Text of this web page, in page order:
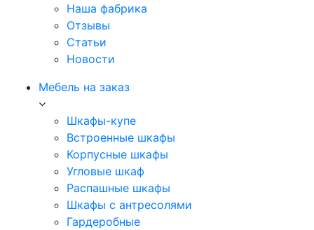
Наша фабрика
Отзывы
Статьи
Новости
Мебель на заказ
Шкафы-купе
Встроенные шкафы
Корпусные шкафы
Угловые шкаф
Распашные шкафы
Шкафы с антресолями
Гардеробные